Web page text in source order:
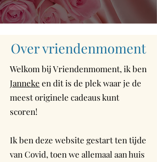
Over vriendenmoment
Welkom bij Vriendenmoment, ik ben
Janneke en dit is de plek waar je de
meest originele cadeaus kunt
scoren!
Ik ben deze website gestart ten tijde
van Covid, toen we allemaal aan huis